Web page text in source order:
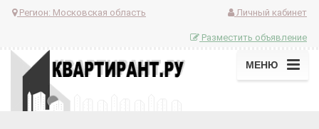
Регион: Московская область Личный кабинет
Разместить объявление
МЕНЮ